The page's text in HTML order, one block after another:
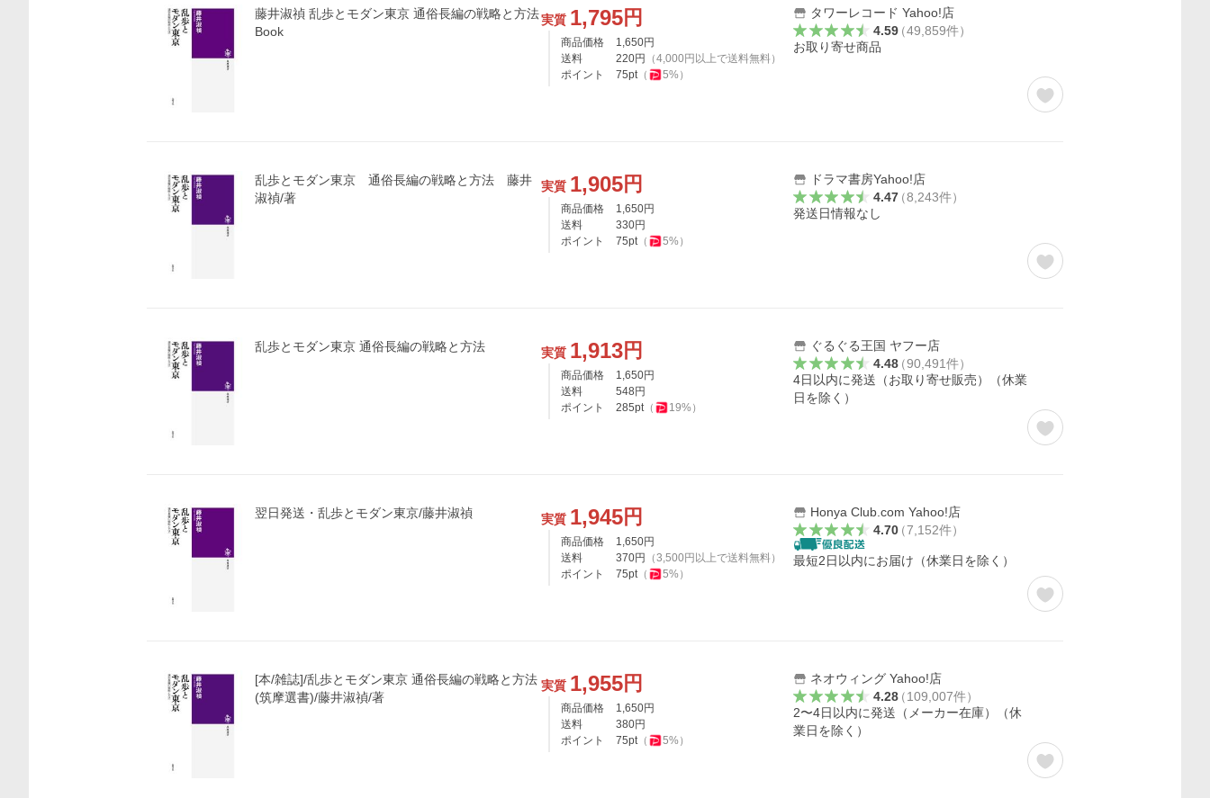
藤井淑禎 乱歩とモダン東京 通俗長編の戦略と方法
Book
実質 1,795円
商品価格 1,650円
送料
220円 （4,000 円以上で送料無料）
ポイント
75pt（ 5%）
タワーレコード Yahoo!店
4.59（49,859件）
お取り寄せ商品
乱歩とモダン東京 通俗長編の戦略と方法 藤井
淑禎/著
実質 1,905円
商品価格 1,650円
送料
330円
ポイント
75pt（ 5%）
ドラマ書房Yahoo!店
4.47（8,243件）
発送日情報なし
乱歩とモダン東京 通俗長編の戦略と方法 実質 1,913円
商品価格 1,650円
送料
548 円
ポイント
285pt（ 19%）
ぐるぐる王国 ヤフー店
4.48（90,491件）
4日以内に発送（お取り寄せ販売）（休業
日を除く）
翌日発送・乱歩とモダン東京/藤井淑禎 実質 1,945円
商品価格 1,650円
送料
370円 （3,500 円以上で送料無料）
ポイント
75pt（ 5%）
Honya Club.com Yahoo!店
4.70（7,152件）
最短2日以内にお届け（休業日を除く）
[本/雑誌]/乱歩とモダン東京 通俗長編の戦略と方法
(筑摩選書)/藤井淑禎/著
実質 1,955円
商品価格 1,650円
送料
380円
ポイント
75pt（ 5%）
ネオウィング Yahoo!店
4.28（109,007件）
2〜4日以内に発送（メーカー在庫）（休
業日を除く）